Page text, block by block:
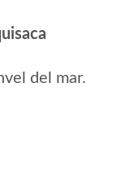
del mar.